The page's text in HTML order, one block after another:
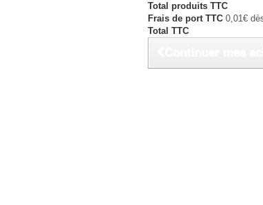
Total produits TTC
Frais de port TTC 0,01€
Total TTC